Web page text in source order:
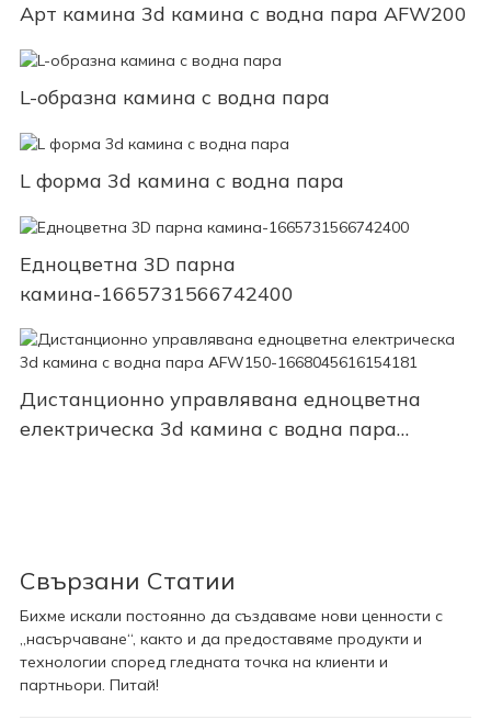
Арт камина 3d камина с водна пара AFW200
L-образна камина с водна пара
L форма 3d камина с водна пара
Едноцветна 3D парна
камина-1665731566742400
Дистанционно управлявана едноцветна
електрическа 3d камина с водна пара
Свързани Статии
Бихме искали постоянно да създаваме нови ценности с
„насърчаване“, както и да предоставяме продукти и
технологии според гледната точка на клиенти и
партньори. Питай!